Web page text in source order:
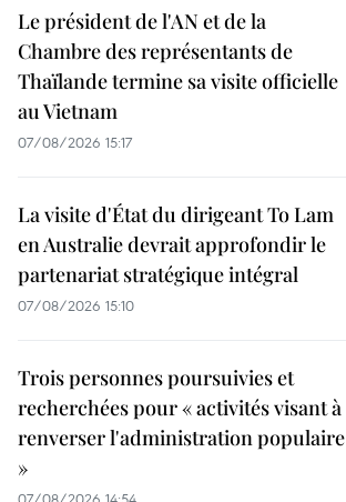
Le président de l'AN et de la
Chambre des représentants de
Thaïlande termine sa visite officielle
au Vietnam
07/08/2026 15:17
La visite d'État du dirigeant To Lam
en Australie devrait approfondir le
partenariat stratégique intégral
07/08/2026 15:10
Trois personnes poursuivies et
recherchées pour « activités visant à
renverser l'administration populaire
»